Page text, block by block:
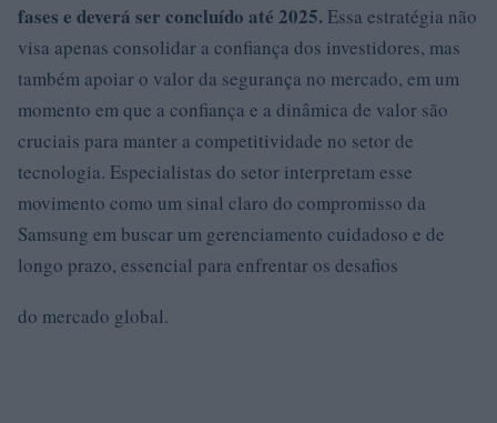
fases e deverá ser concluído até 2025. Essa estratégia não
visa apenas consolidar a confiança dos investidores, mas
também apoiar o valor da segurança no mercado, em um
momento em que a confiança e a dinâmica de valor são
cruciais para manter a competitividade no setor de
tecnologia. Especialistas do setor interpretam esse
movimento como um sinal claro do compromisso da
Samsung em buscar um gerenciamento cuidadoso e de
longo prazo, essencial para enfrentar os desafios
do mercado global.